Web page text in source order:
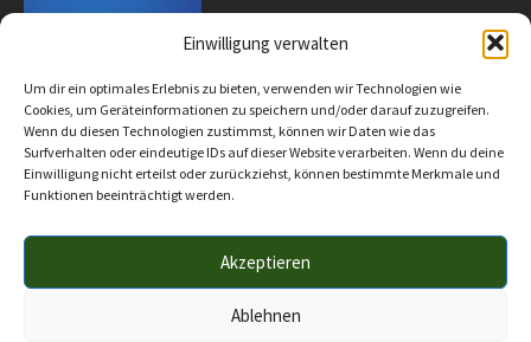
Einwilligung verwalten
Um dir ein optimales Erlebnis zu bieten, verwenden wir Technologien wie
Cookies, um Geräteinformationen zu speichern und/oder darauf zuzugreifen.
Wenn du diesen Technologien zustimmst, können wir Daten wie das
Surfverhalten oder eindeutige IDs auf dieser Website verarbeiten. Wenn du deine
Einwilligung nicht erteilst oder zurückziehst, können bestimmte Merkmale und
Funktionen beeinträchtigt werden.
Akzeptieren
Ablehnen
Datenschutz